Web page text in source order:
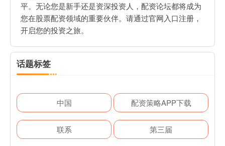
平。无论您是新手还是资深投资人，配资论坛都将成为
您在股票配资领域的重要伙伴。请通过官网入口注册，
开启您的投资之旅。
话题标签
中国 配资策略APP下载
联系 第三届